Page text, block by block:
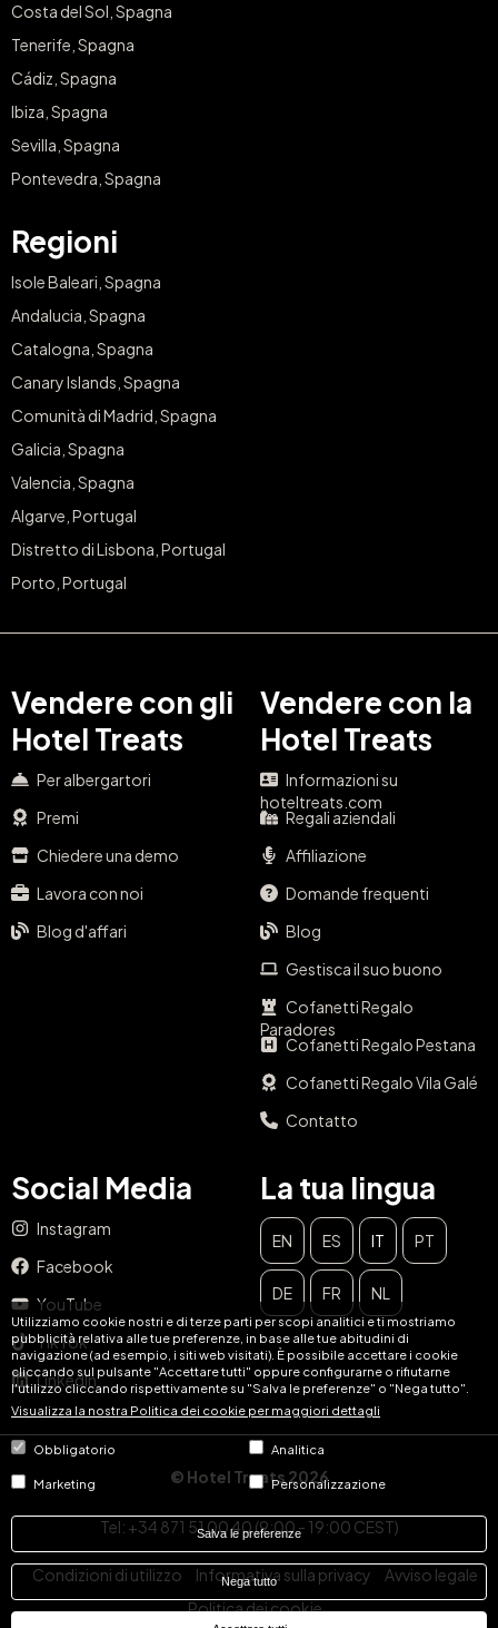
Utilizziamo cookie nostri e di terze parti per scopi analitici e ti mostriamo
pubblicità relativa alle tue preferenze, in base alle tue abitudini di
navigazione (ad esempio, i siti web visitati). È possibile accettare i cookie
cliccando sul pulsante "Accettare tutti" oppure configurarne o rifiutarne
l'utilizzo cliccando rispettivamente su "Salva le preferenze" o "Nega tutto".
Visualizza la nostra Politica dei cookie per maggiori dettagli
Obbligatorio Analitica
Marketing Personalizzazione
Salva le preferenze
Nega tutto
Costa del Sol, Spagna
Tenerife, Spagna
Cádiz, Spagna
Ibiza, Spagna
Sevilla, Spagna
Pontevedra, Spagna
Regioni
Isole Baleari, Spagna
Andalucia, Spagna
Catalogna, Spagna
Canary Islands, Spagna
Comunità di Madrid, Spagna
Galicia, Spagna
Valencia, Spagna
Algarve, Portugal
Distretto di Lisbona, Portugal
Porto, Portugal
Vendere con gli
Hotel Treats
Per albergartori
Premi
Chiedere una demo
Lavora con noi
Blog d'affari
Vendere con la
Hotel Treats
Informazioni su
hoteltreats.com
Regali aziendali
Affiliazione
Domande frequenti
Blog
Gestisca il suo buono
Cofanetti Regalo
Paradores
Cofanetti Regalo Pestana
Cofanetti Regalo Vila Galé
Contatto
Social Media
Instagram
Facebook
YouTube
TikTok
LinkedIn
La tua lingua
EN ES IT PT
DE FR NL
© Hotel Treats 2026
Tel: +34 871 51 00 40 (9:00 - 19:00 CEST)
Condizioni di utilizzo Informativa sulla privacy
Avviso legale
Politica dei cookie